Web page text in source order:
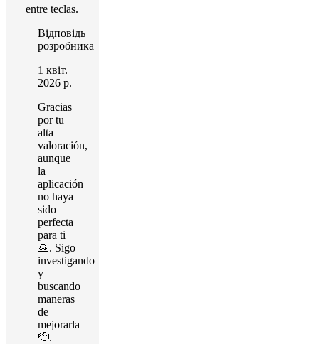
entre teclas.
Відповідь
розробника
1 квіт.
2026 р.
Gracias
por tu
alta
valoración,
aunque
la
aplicación
no haya
sido
perfecta
para ti
🙏. Sigo
investigando
y
buscando
maneras
de
mejorarla
🫡.